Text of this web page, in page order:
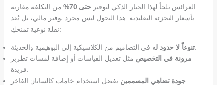
العرائس تلجأ لهذا الخيار الذكي لتوفير حتى 70%
من التكلفة مقارنة
بأسعار التجزئة التقليدية. هذا التحول ليس مجرد توفير مالي، بل يُعد
نقلة نوعية تمنحكِ:
تنوعاً لا حدود لهفي التصاميم من الكلاسيكية إلى البوهيمية والحديثة.
مرونة في التخصيص مثل تعديل القياسات أو إضافة لمسات تطريز
جودة تضاهي المصممين بفضل استخدام خامات كالساتان الفاخر